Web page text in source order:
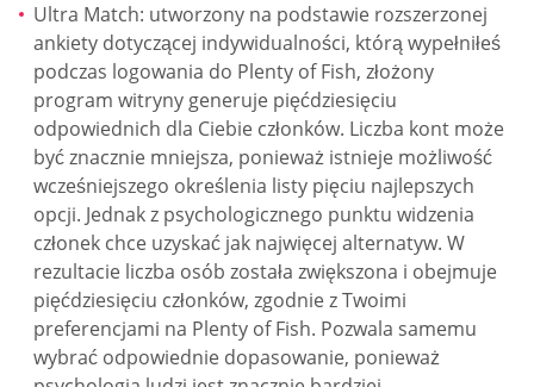
Ultra Match: utworzony na podstawie rozszerzonej
ankiety dotyczącej indywidualności, którą wypełniłeś
podczas logowania do Plenty of Fish, złożony
program witryny generuje pięćdziesięciu
odpowiednich dla Ciebie członków. Liczba kont może
być znacznie mniejsza, ponieważ istnieje możliwość
wcześniejszego określenia listy pięciu najlepszych
opcji. Jednak z psychologicznego punktu widzenia
członek chce uzyskać jak najwięcej alternatyw. W
rezultacie liczba osób została zwiększona i obejmuje
pięćdziesięciu członków, zgodnie z Twoimi
preferencjami na Plenty of Fish. Pozwala samemu
wybrać odpowiednie dopasowanie, ponieważ